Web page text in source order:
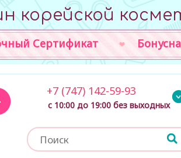
корейской
Сертификат
+7 (747) 142-59-93
с 10:00 до 19:00 без выходных